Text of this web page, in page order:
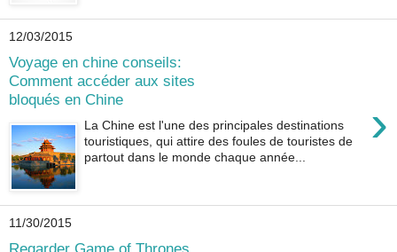
12/03/2015
Voyage en chine conseils:
Comment accéder aux sites
bloqués en Chine
›
La Chine est l'une des principales destinations
touristiques, qui attire des foules de touristes de
partout dans le monde chaque année...
11/30/2015